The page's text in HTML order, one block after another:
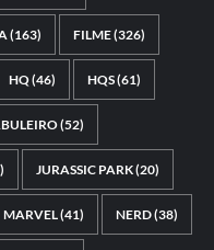
(163) FILME(326)
HQ(46) HQS(61)
(52)
JURASSIC PARK(20)
MARVEL(41) NERD(38)